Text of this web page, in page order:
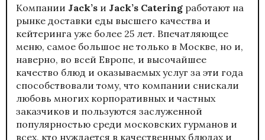
Компании Jack’s и Jack’s Catering работают на
рынке доставки еды высшего качества и
кейтеринга уже более 25 лет. Впечатляющее
меню, самое большое не только в Москве, но и,
наверно, во всей Европе, и высочайшее
качество блюд и оказываемых услуг за эти года
способствовали тому, что компании снискали
любовь многих корпоративных и частных
заказчиков и пользуются заслуженной
популярностью среди московских гурманов и
всех, кто нуждается в качественных блюдах и